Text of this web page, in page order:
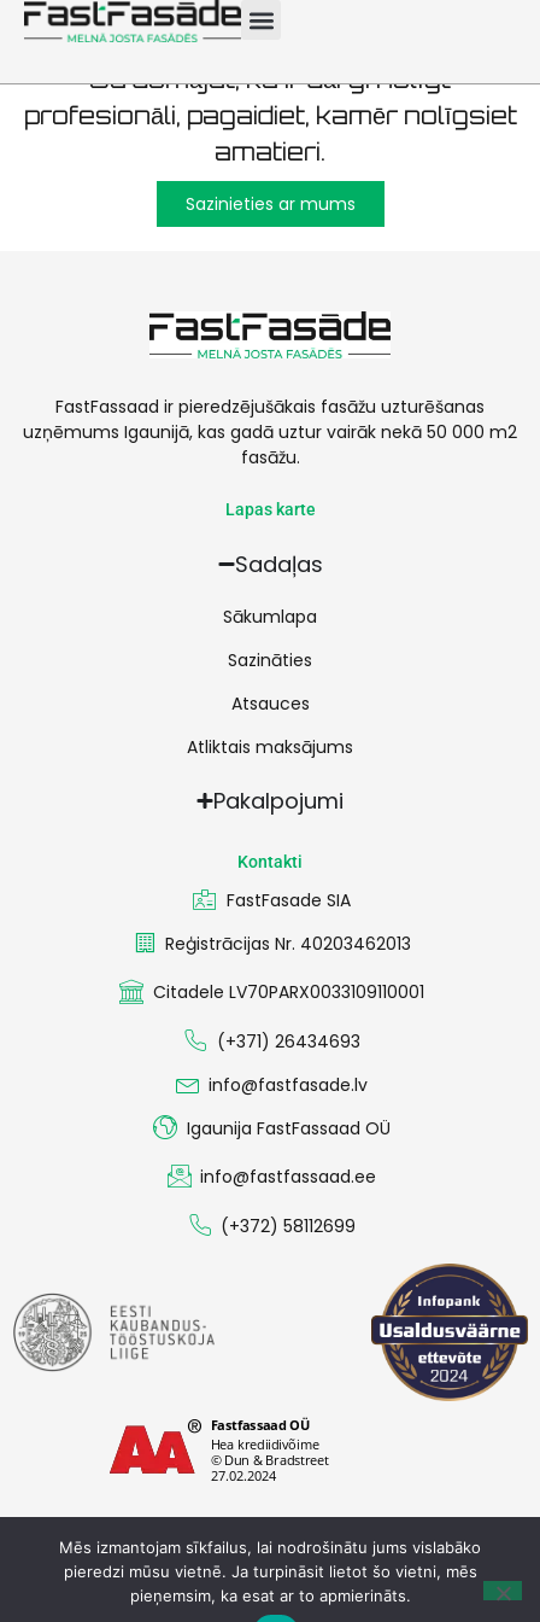
Ja domājat, ka ir dārgi nolīgt
profesionāli, pagaidiet, kamēr nolīgsiet
amatieri.
Sazinieties ar mums
FastFassaad ir pieredzējušākais fasāžu uzturēšanas
uzņēmums Igaunijā, kas gadā uztur vairāk nekā 50 000 m2
fasāžu.
Lapas karte
Sadaļas
Sākumlapa
Sazināties
Atsauces
Atliktais maksājums
Pakalpojumi
Kontakti
FastFasade SIA
Reģistrācijas Nr. 40203462013
Citadele LV70PARX0033109110001
(+371) 26434693
info@fastfasade.lv
Igaunija FastFassaad OÜ
info@fastfassaad.ee
(+372) 58112699
Konfidencialitātes politika
Fastfassaad OÜ © 2026. Visas tiesības aizsargātas.
Mēs izmantojam sīkfailus, lai nodrošinātu jums vislabāko
pieredzi mūsu vietnē. Ja turpināsit lietot šo vietni, mēs
pieņemsim, ka esat ar to apmierināts.